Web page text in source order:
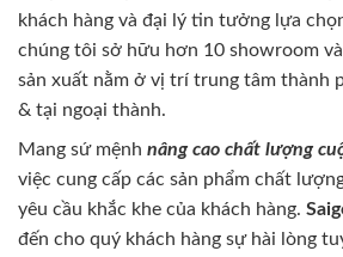
khách hàng và đại lý tin tưởng lựa
chúng tôi sở hữu hơn 10 showroom
sản xuất nằm ở vị trí trung tâm thành
& tại ngoại thành.
Mang sứ mệnh nâng cao chất lượng
việc cung cấp các sản phẩm chất
yêu cầu khắc khe của khách hàng.
đến cho quý khách hàng sự hài lòng